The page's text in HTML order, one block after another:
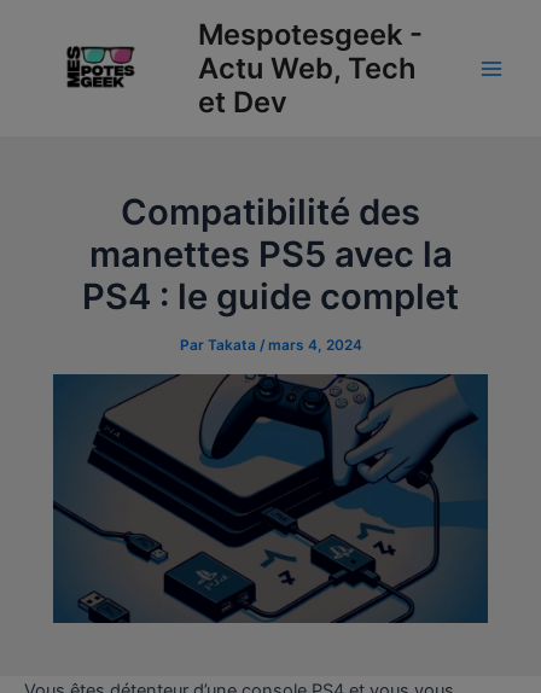
Mespotesgeek -
Actu Web, Tech
et Dev
Compatibilité des
manettes PS5 avec la
PS4 : le guide complet
Par Takata / mars 4, 2024
articles